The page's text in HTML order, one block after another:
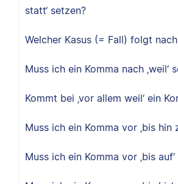
statt‘ setzen?
Welcher Kasus (= Fall) folgt nach
Muss ich ein Komma nach ‚weil‘
Kommt bei ‚vor allem weil‘ ein
Muss ich ein Komma vor ‚bis hin
Muss ich ein Komma vor ‚bis